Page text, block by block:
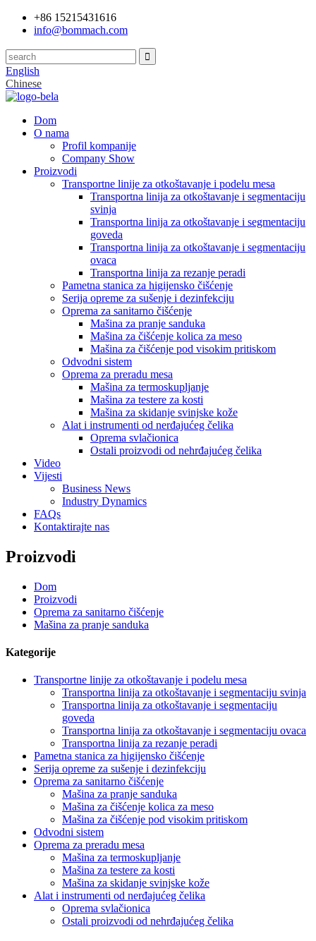
+86 15215431616
info@bommach.com
English
Chinese
Dom
O nama
Profil kompanije
Company Show
Proizvodi
Transportne linije za otkoštavanje i podelu mesa
Transportna linija za otkoštavanje i segmentaciju
svinja
Transportna linija za otkoštavanje i segmentaciju
goveda
Transportna linija za otkoštavanje i segmentaciju
ovaca
Transportna linija za rezanje peradi
Pametna stanica za higijensko čišćenje
Serija opreme za sušenje i dezinfekciju
Oprema za sanitarno čišćenje
Mašina za pranje sanduka
Mašina za čišćenje kolica za meso
Mašina za čišćenje pod visokim pritiskom
Odvodni sistem
Oprema za preradu mesa
Mašina za termoskupljanje
Mašina za testere za kosti
Mašina za skidanje svinjske kože
Alat i instrumenti od nerđajućeg čelika
Oprema svlačionica
Ostali proizvodi od nehrđajućeg čelika
Video
Vijesti
Business News
Industry Dynamics
FAQs
Kontaktirajte nas
Proizvodi
Dom
Proizvodi
Oprema za sanitarno čišćenje
Mašina za pranje sanduka
Kategorije
Transportne linije za otkoštavanje i podelu mesa
Transportna linija za otkoštavanje i segmentaciju svinja
Transportna linija za otkoštavanje i segmentaciju
goveda
Transportna linija za otkoštavanje i segmentaciju ovaca
Transportna linija za rezanje peradi
Pametna stanica za higijensko čišćenje
Serija opreme za sušenje i dezinfekciju
Oprema za sanitarno čišćenje
Mašina za pranje sanduka
Mašina za čišćenje kolica za meso
Mašina za čišćenje pod visokim pritiskom
Odvodni sistem
Oprema za preradu mesa
Mašina za termoskupljanje
Mašina za testere za kosti
Mašina za skidanje svinjske kože
Alat i instrumenti od nerđajućeg čelika
Oprema svlačionica
Ostali proizvodi od nehrđajućeg čelika